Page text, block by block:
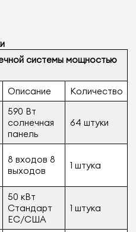
системы мощностью
Описание Количество
590 Вт
солнечная
панель
64 штуки
8 входов 8
выходов
1 штука
50 кВт
Стандарт
ЕС/США
1 штука